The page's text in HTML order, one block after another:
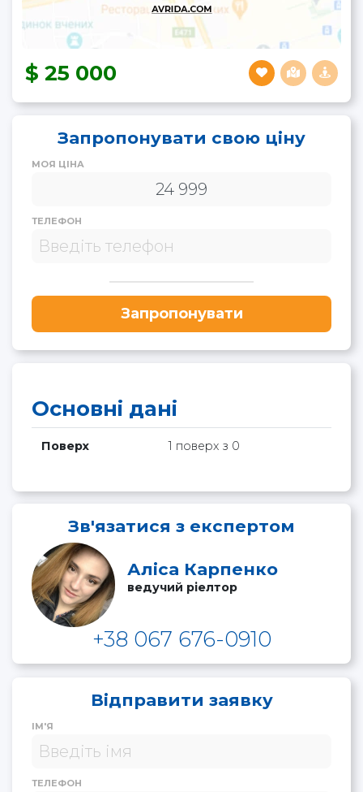
25 000
Запропонувати свою ціну
МОЯ ЦІНА
ТЕЛЕФОН
Запропонувати
Основні дані
Поверх 1 поверх з 0
Зв'язатися з експертом
Аліса Карпенко
ведучий ріелтор
+38 067 676-0910
Відправити заявку
ІМ'Я
ТЕЛЕФОН